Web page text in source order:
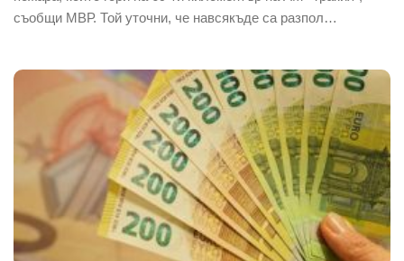
съобщи МВР. Той уточни, че навсякъде са разпол…